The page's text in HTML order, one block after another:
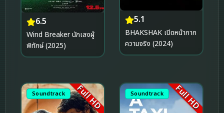
6.5
Wind Breaker นักเลงผู้
พิทักษ์ (2025)
5.1
BHAKSHAK เปิดหน้ากาก
ความจริง (2024)
Soundtrack Full HD Soundtrack Full HD